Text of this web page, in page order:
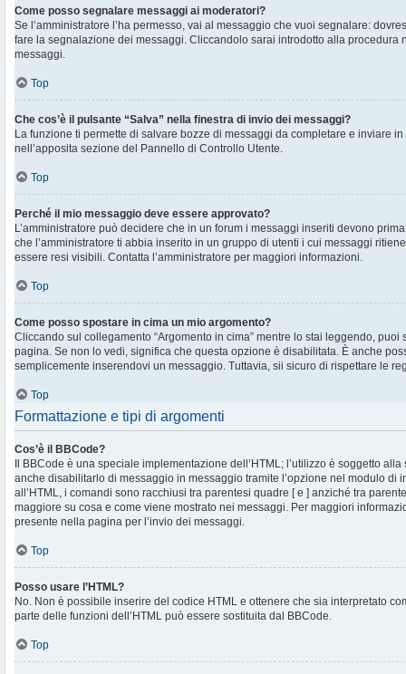
Come posso segnalare messaggi ai moderatori?
Se l’amministratore l’ha permesso, vai al messaggio che vuoi segnalare:
fare la segnalazione dei messaggi. Cliccandolo sarai introdotto alla procedura
messaggi.
Top
Che cos’è il pulsante “Salva” nella finestra di invio dei messaggi?
La funzione ti permette di salvare bozze di messaggi da completare e inviare
nell’apposita sezione del Pannello di Controllo Utente.
Top
Perché il mio messaggio deve essere approvato?
L’amministratore può decidere che in un forum i messaggi inseriti devono
che l’amministratore ti abbia inserito in un gruppo di utenti i cui messaggi
essere resi visibili. Contatta l’amministratore per maggiori informazioni.
Top
Come posso spostare in cima un mio argomento?
Cliccando sul collegamento “Argomento in cima” mentre lo stai leggendo,
pagina. Se non lo vedi, significa che questa opzione è disabilitata. È anche
semplicemente inserendovi un messaggio. Tuttavia, sii sicuro di rispettare le
Top
Formattazione e tipi di argomenti
Cos’è il BBCode?
Il BBCode è una speciale implementazione dell’HTML; l’utilizzo è soggetto
anche disabilitarlo di messaggio in messaggio tramite l’opzione nel modulo di
all’HTML, i comandi sono racchiusi tra parentesi quadre [ e ] anziché tra
maggiore su cosa e come viene mostrato nei messaggi. Per maggiori
presente nella pagina per l’invio dei messaggi.
Top
Posso usare l’HTML?
No. Non è possibile inserire del codice HTML e ottenere che sia interpretato
parte delle funzioni dell’HTML può essere sostituita dal BBCode.
Top